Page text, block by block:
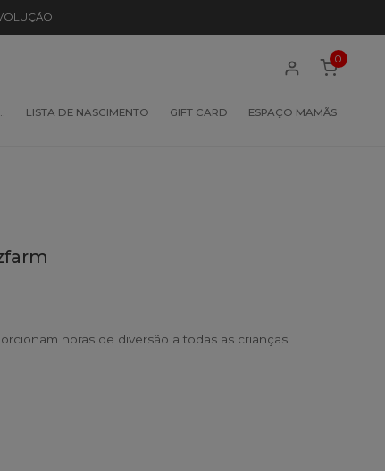
LISTA DE NASCIMENTO GIFT CARD ESPAÇO MAMÃS
0
horas de diversão a todas as crianças!